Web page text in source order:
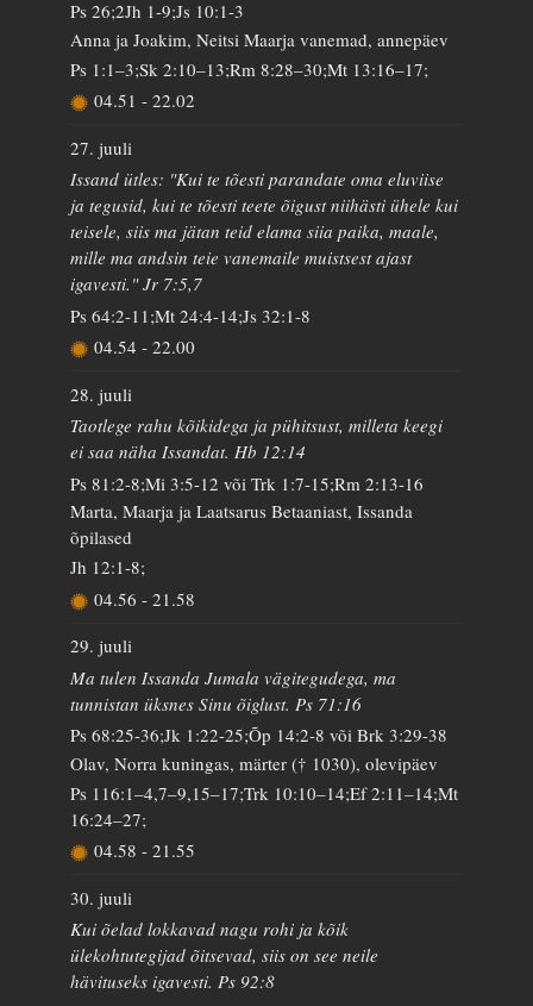
Ps 26;2Jh 1-9;Js 10:1-3
Anna ja Joakim, Neitsi Maarja vanemad, annepäev
Ps 1:1–3;Sk 2:10–13;Rm 8:28–30;Mt 13:16–17;
04.51 - 22.02
27. juuli
Issand ütles: "Kui te tõesti parandate oma eluviise
ja tegusid, kui te tõesti teete õigust niihästi ühele kui
teisele, siis ma jätan teid elama siia paika, maale,
mille ma andsin teie vanemaile muistsest ajast
igavesti." Jr 7:5,7
Ps 64:2-11;Mt 24:4-14;Js 32:1-8
04.54 - 22.00
28. juuli
Taotlege rahu kõikidega ja pühitsust, milleta keegi
ei saa näha Issandat. Hb 12:14
Ps 81:2-8;Mi 3:5-12 või Trk 1:7-15;Rm 2:13-16
Marta, Maarja ja Laatsarus Betaaniast, Issanda
õpilased
Jh 12:1-8;
04.56 - 21.58
29. juuli
Ma tulen Issanda Jumala vägitegudega, ma
tunnistan üksnes Sinu õiglust. Ps 71:16
Ps 68:25-36;Jk 1:22-25;Õp 14:2-8 või Brk 3:29-38
Olav, Norra kuningas, märter († 1030), olevipäev
Ps 116:1–4,7–9,15–17;Trk 10:10–14;Ef 2:11–14;Mt
16:24–27;
04.58 - 21.55
30. juuli
Kui õelad lokkavad nagu rohi ja kõik
ülekohtutegijad õitsevad, siis on see neile
hävituseks igavesti. Ps 92:8